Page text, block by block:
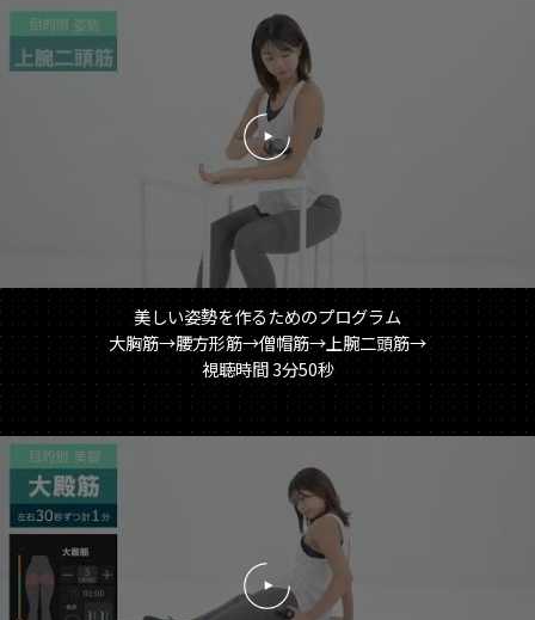
ッ
ド
ガ
イ
ザ
ッ
プ」
美しい姿勢を作るためのプログラム
大胸筋→腰方形筋→僧帽筋→上腕二頭筋→
視聴時間 3分50秒
る
再
生
る